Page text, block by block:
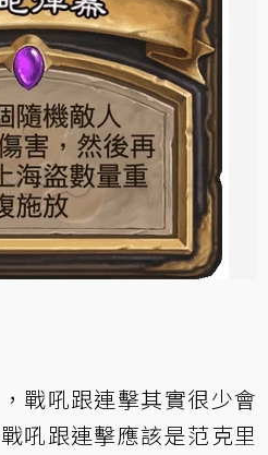
戰吼跟連擊其實很少會
吼跟連擊應該是范克里